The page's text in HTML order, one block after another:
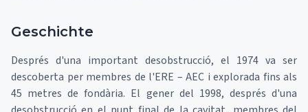
Geschichte
Després d'una important desobstrucció, el 1974 va ser
descoberta per membres de l'ERE – AEC i explorada fins als
45 metres de fondària. El gener del 1998, després d'una